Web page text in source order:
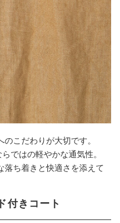
こだわりが大切です。
ではの軽やかな通気性。
落ち着きと快適さを添えて
付きコート